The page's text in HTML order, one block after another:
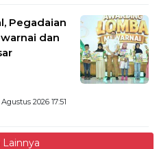
Pegadaian
dan
2026 17:51
Lainnya